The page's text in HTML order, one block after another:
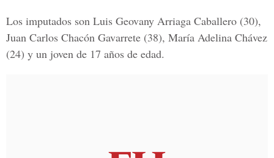
Los imputados son Luis Geovany Arriaga Caballero (30),
Juan Carlos Chacón Gavarrete (38), María Adelina Chávez
(24) y un joven de 17 años de edad.